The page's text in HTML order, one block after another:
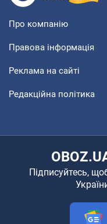
Про компанію
Правова інформація
Реклама на сайті
Редакційна політика
Підписуйтесь,